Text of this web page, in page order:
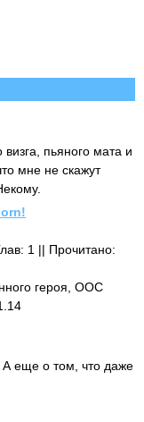
пьяного мата и
мне не скажут
1 || Прочитано:
героя, ООС
А еще о том, что даже